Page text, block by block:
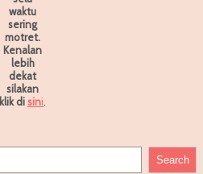
waktu
sering
motret.
Kenalan
lebih
dekat
silakan
klik disini
Search